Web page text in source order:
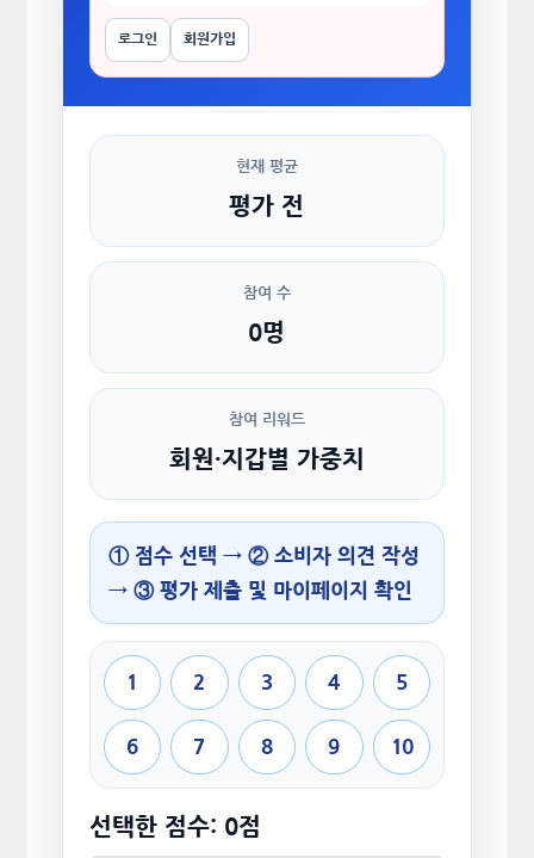
로그인 회원가입
현재 평균
평가 전
참여 수
0명
참여 리워드
회원·지갑별 가중치
① 점수 선택 → ② 소비자 의견 작성
→ ③ 평가 제출 및 마이페이지 확인
1 2 3 4 5
6 7 8 9 10
선택한 점수: 0점